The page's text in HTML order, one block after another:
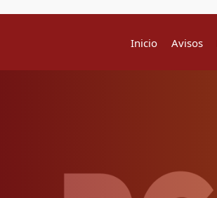
Inicio Avisos